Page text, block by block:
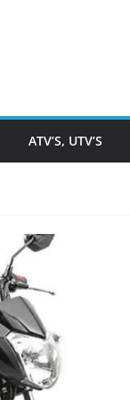
ATV’S, UTV’S